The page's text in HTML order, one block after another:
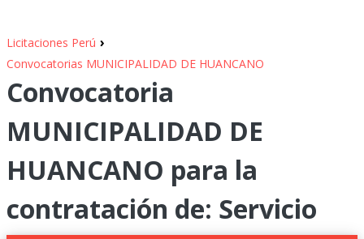
Licitaciones Perú ›
Convocatorias MUNICIPALIDAD DE HUANCANO
Convocatoria
MUNICIPALIDAD DE
HUANCANO para la
contratación de: Servicio